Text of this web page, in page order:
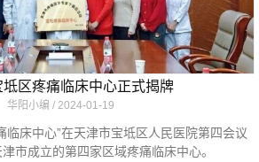
坻区疼痛临床中心正式揭牌
华阳小编 2024-01-19
临床中心”在天津市宝坻区人民医院第四会议
市成立的第四家区域疼痛临床中心。